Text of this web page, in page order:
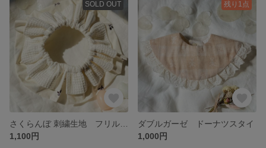
SOLD OUT
1,100円
残り1点
ダブルガーゼ ドーナツスタイ
1,000円